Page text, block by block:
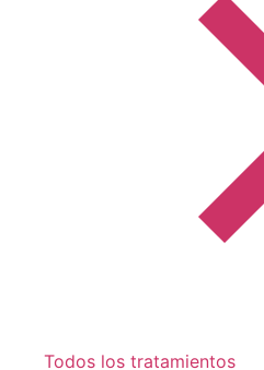
Todos los tratamientos